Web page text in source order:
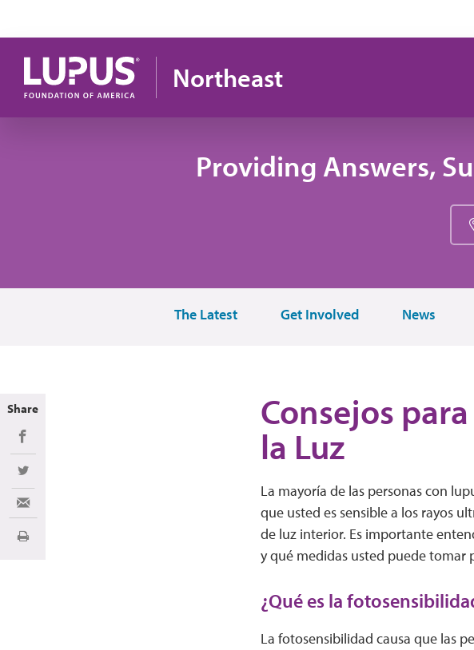
Northeast
Providing Answers,
The Latest Get Involved News
Consejos
la Luz
La mayoría de las personas con
que usted es sensible a los rayos
de luz interior. Es importante
y qué medidas usted puede tomar
¿Qué es la
La fotosensibilidad causa que las
Share
Share on Facebook
Share on Twitter
Share via Email
Imprimir